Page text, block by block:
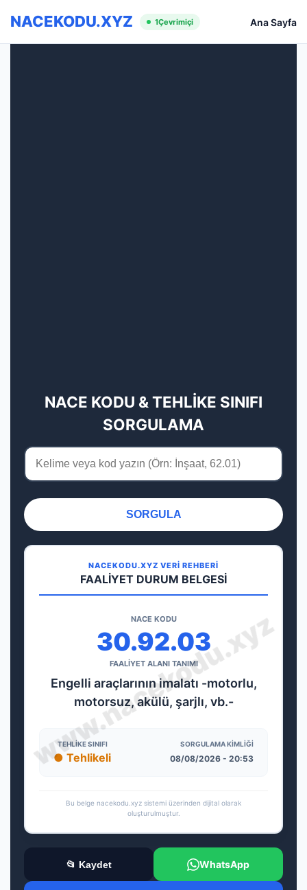
NACEKODU.XYZ 1Çevrimiçi Ana Sayfa
NACE KODU & TEHLİKE SINIFI
SORGULAMA
SORGULA
NACEKODU.XYZ VERİ REHBERİ
FAALİYET DURUM BELGESİ
NACE KODU
30.92.03
FAALİYET ALANI TANIMI
Engelli araçlarının imalatı -motorlu,
motorsuz, akülü, şarjlı, vb.-
TEHLIKE SINIFI
● Tehlikeli
SORGULAMA KIMLIĞI
08/08/2026 - 20:53
Bu belge nacekodu.xyz sistemi üzerinden dijital olarak
oluşturulmuştur.
📂 Kaydet WhatsApp